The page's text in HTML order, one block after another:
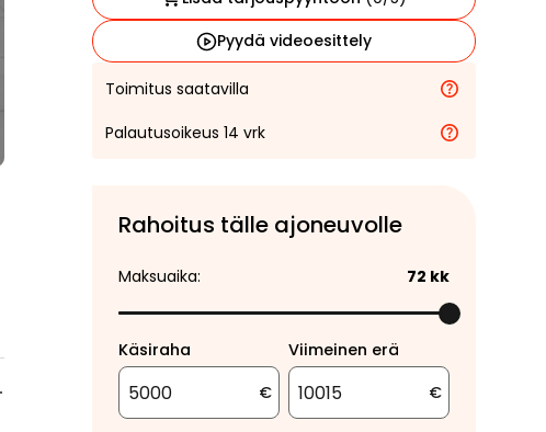
Pyydä videoesittely
Toimitus saatavilla
Palautusoikeus 14 vrk
Rahoitus tälle ajoneuvolle
Maksuaika: 72 kk
Käsiraha
€
Viimeinen erä
€